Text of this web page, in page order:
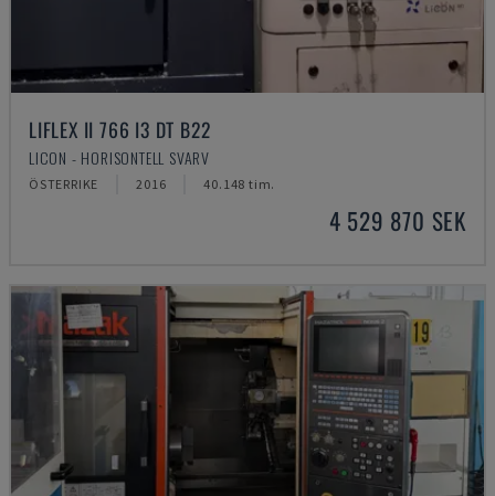
LIFLEX II 766 I3 DT B22
LICON - HORISONTELL SVARV
ÖSTERRIKE 2016 40.148 tim.
4 529 870 SEK